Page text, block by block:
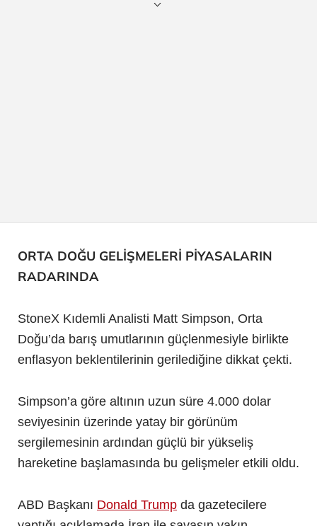
ORTA DOĞU GELİŞMELERİ PİYASALARIN
RADARINDA
StoneX Kıdemli Analisti Matt Simpson, Orta
Doğu’da barış umutlarının güçlenmesiyle birlikte
enflasyon beklentilerinin gerilediğine dikkat çekti.
Simpson’a göre altının uzun süre 4.000 dolar
seviyesinin üzerinde yatay bir görünüm
sergilemesinin ardından güçlü bir yükseliş
hareketine başlamasında bu gelişmeler etkili oldu.
ABD Başkanı Donald Trump da gazetecilere